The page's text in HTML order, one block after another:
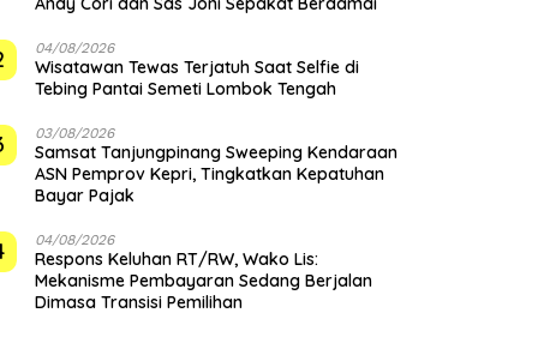
04/08/2026
Wisatawan Tewas Terjatuh Saat Selfie di
Tebing Pantai Semeti Lombok Tengah
03/08/2026
Samsat Tanjungpinang Sweeping Kendaraan
ASN Pemprov Kepri, Tingkatkan Kepatuhan
Bayar Pajak
04/08/2026
‎Respons Keluhan RT/RW, Wako Lis:
Mekanisme Pembayaran Sedang Berjalan
Dimasa Transisi Pemilihan